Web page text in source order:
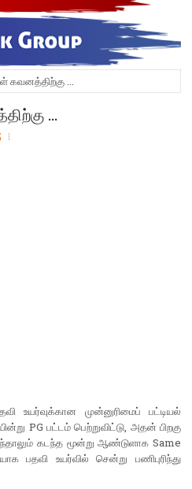
கவனத்திற்கு ...
...
உயர்வுக்கான முன்னுரிமைப் பட்டியல்
PG பட்டம் பெற்றுவிட்டு, அதன் பிறகு
கடந்த மூன்று ஆண்டுளாக Same
பதவி உயர்வில் சென்று பணிபுரிந்து